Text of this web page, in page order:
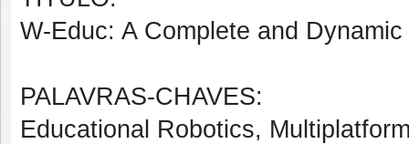
W-Educ: A Complete and
PALAVRAS-CHAVES:
Educational Robotics,